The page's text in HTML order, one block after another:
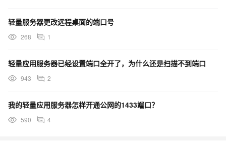
轻量服务器更改远程桌面的端口号
268 1
轻量应用服务器已经设置端口全开了，为什么还是扫描不到端口
943 2
我的轻量应用服务器怎样开通公网的1433端口？
590 4